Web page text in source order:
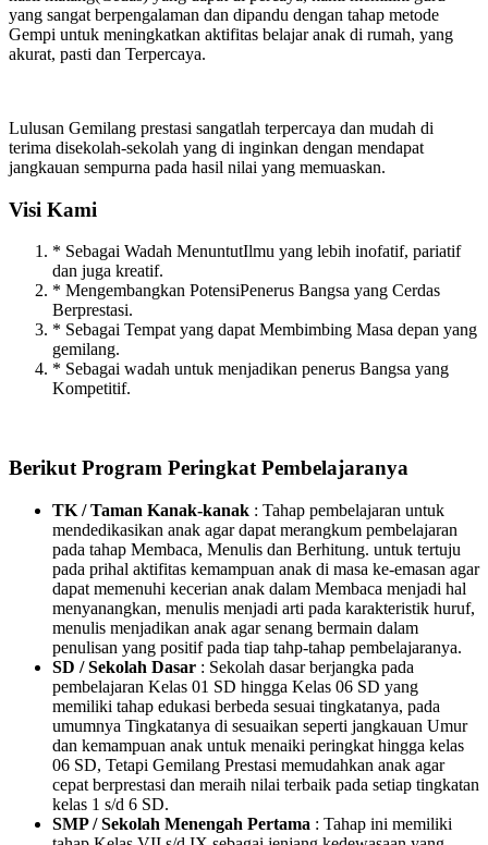
yang sangat berpengalaman dan dipandu dengan tahap metode
Gempi untuk meningkatkan aktifitas belajar anak di rumah, yang
akurat, pasti dan Terpercaya.
Lulusan Gemilang prestasi sangatlah terpercaya dan mudah di
terima disekolah-sekolah yang di inginkan dengan mendapat
jangkauan sempurna pada hasil nilai yang memuaskan.
Visi Kami
* Sebagai Wadah MenuntutIlmu yang lebih inofatif, pariatif
dan juga kreatif.
* Mengembangkan PotensiPenerus Bangsa yang Cerdas
Berprestasi.
* Sebagai Tempat yang dapat Membimbing Masa depan yang
gemilang.
* Sebagai wadah untuk menjadikan penerus Bangsa yang
Kompetitif.
Berikut Program Peringkat Pembelajaranya
TK / Taman Kanak-kanak : Tahap pembelajaran untuk
mendedikasikan anak agar dapat merangkum pembelajaran
pada tahap Membaca, Menulis dan Berhitung. untuk tertuju
pada prihal aktifitas kemampuan anak di masa ke-emasan agar
dapat memenuhi kecerian anak dalam Membaca menjadi hal
menyanangkan, menulis menjadi arti pada karakteristik huruf,
menulis menjadikan anak agar senang bermain dalam
penulisan yang positif pada tiap tahp-tahap pembelajaranya.
SD / Sekolah Dasar : Sekolah dasar berjangka pada
pembelajaran Kelas 01 SD hingga Kelas 06 SD yang
memiliki tahap edukasi berbeda sesuai tingkatanya, pada
umumnya Tingkatanya di sesuaikan seperti jangkauan Umur
dan kemampuan anak untuk menaiki peringkat hingga kelas
06 SD, Tetapi Gemilang Prestasi memudahkan anak agar
cepat berprestasi dan meraih nilai terbaik pada setiap tingkatan
kelas 1 s/d 6 SD.
SMP / Sekolah Menengah Pertama : Tahap ini memiliki